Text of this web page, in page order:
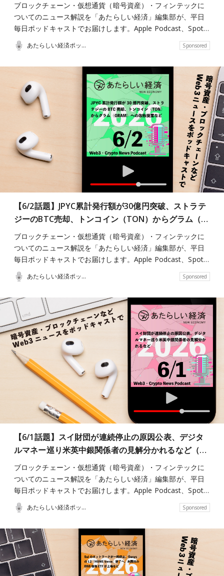
ブロックチェーン・仮想通貨（暗号資産）・フィンテックに
ついてのニュース解説を「あたらしい経済」編集部が、平日
毎日ポッドキャストでお届けします。Apple Podcast、Spot…
あたらしい経済ポッドキャスト Sponsored
【6/2話題】JPYC累計発行額が30億円突破、ストラテ
ジーのBTC売却、トンコイン（TON）からグラム（…
ブロックチェーン・仮想通貨（暗号資産）・フィンテックに
ついてのニュース解説を「あたらしい経済」編集部が、平日
毎日ポッドキャストでお届けします。Apple Podcast、Spot…
あたらしい経済ポッドキャスト Sponsored
【6/1話題】スイ財団が連続停止の原因公表、デジタ
ルマネー巡り米英中銀関係者の見解分かれるなど（…
ブロックチェーン・仮想通貨（暗号資産）・フィンテックに
ついてのニュース解説を「あたらしい経済」編集部が、平日
毎日ポッドキャストでお届けします。Apple Podcast、Spot…
あたらしい経済ポッドキャスト Sponsored